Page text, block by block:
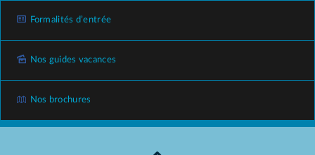
Formalités d’entrée
Nos guides vacances
Nos brochures